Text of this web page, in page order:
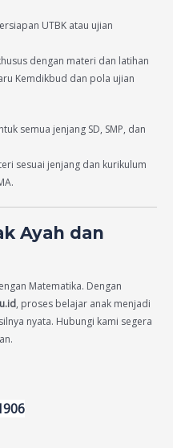
UTBK atau ujian
dengan materi dan latihan
Kemdikbud dan pola ujian
semua jenjang SD, SMP, dan
sesuai jenjang dan kurikulum
Ayah dan
Matematika. Dengan
, proses belajar anak menjadi
nyata. Hubungi kami segera